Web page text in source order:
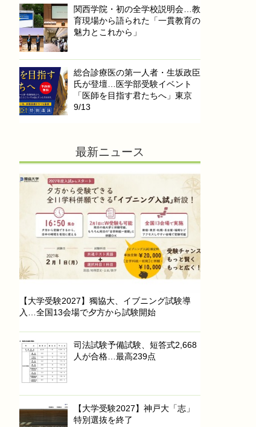
関西学院・初の全学校説明会…教
育現場から語られた「一貫教育の
魅力とこれから」
総合診療医の第一人者・生坂政臣
氏が登壇…医学部受験イベント
「医師を目指す君たちへ」東京
9/13
最新ニュース
【大学受験2027】獨協大、イブニング試験導
入…全国13会場で夕方から試験開始
司法試験予備試験、短答式2,668
人が合格…最高239点
【大学受験2027】神戸大「志」
特別選抜を終了